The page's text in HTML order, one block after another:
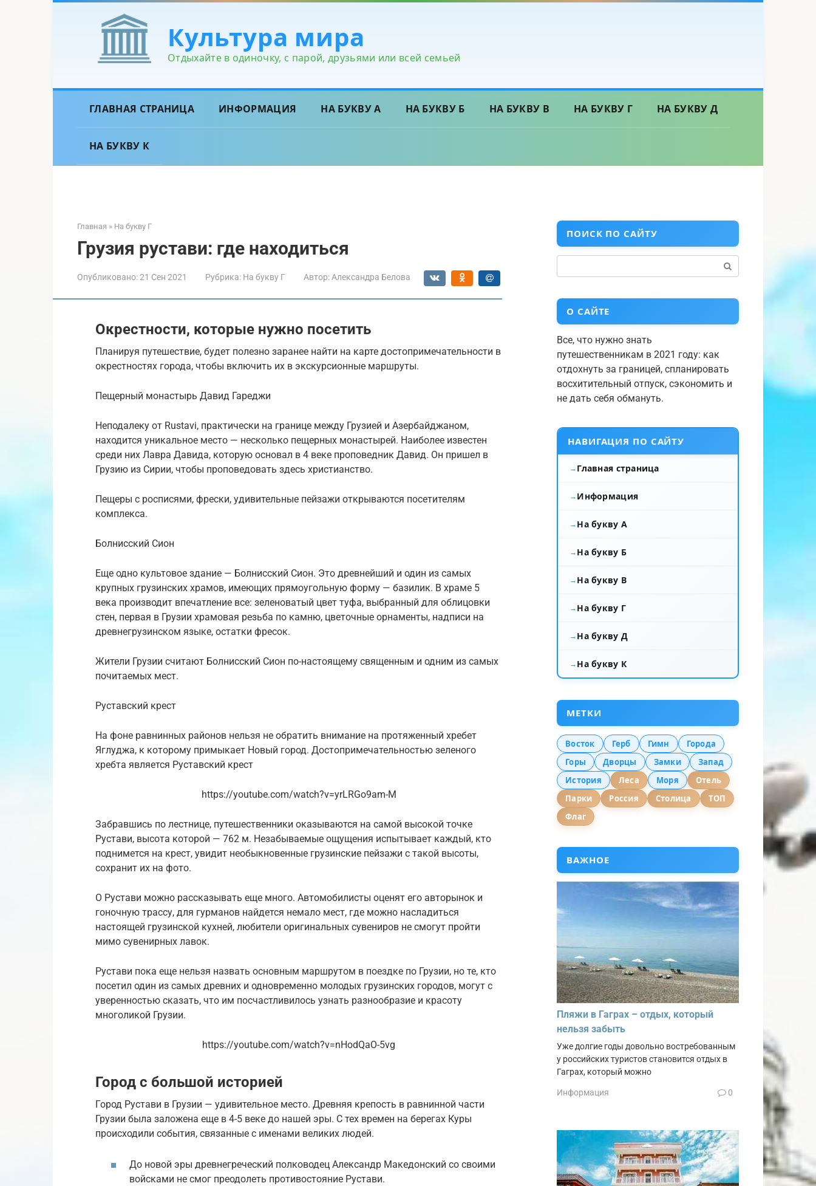
Культура мира
Отдыхайте в одиночку, с парой, друзьями или всей семьей
ГЛАВНАЯ СТРАНИЦА ИНФОРМАЦИЯ НА БУКВУ А НА БУКВУ Б НА БУКВУ В НА БУКВУ Г НА БУКВУ Д
НА БУКВУ К
Главная » На букву Г
Грузия рустави: где находиться
Опубликовано:21 Сен 2021 Рубрика: На букву Г Автор: Александра Белова
Окрестности, которые нужно посетить
Планируя путешествие, будет полезно заранее найти на карте достопримечательности в
окрестностях города, чтобы включить их в экскурсионные маршруты.
Пещерный монастырь Давид Гареджи
Неподалеку от Rustavi, практически на границе между Грузией и Азербайджаном,
находится уникальное место — несколько пещерных монастырей. Наиболее известен
среди них Лавра Давида, которую основал в 4 веке проповедник Давид. Он пришел в
Грузию из Сирии, чтобы проповедовать здесь христианство.
Пещеры с росписями, фрески, удивительные пейзажи открываются посетителям
комплекса.
Болнисский Сион
Еще одно культовое здание — Болнисский Сион. Это древнейший и один из самых
крупных грузинских храмов, имеющих прямоугольную форму — базилик. В храме 5
века производит впечатление все: зеленоватый цвет туфа, выбранный для облицовки
стен, первая в Грузии храмовая резьба по камню, цветочные орнаменты, надписи на
древнегрузинском языке, остатки фресок.
Жители Грузии считают Болнисский Сион по-настоящему священным и одним из самых
почитаемых мест.
Руставский крест
На фоне равнинных районов нельзя не обратить внимание на протяженный хребет
Яглуджа, к которому примыкает Новый город. Достопримечательностью зеленого
хребта является Руставский крест
https://youtube.com/watch?v=yrLRGo9am-M
Забравшись по лестнице, путешественники оказываются на самой высокой точке
Рустави, высота которой — 762 м. Незабываемые ощущения испытывает каждый, кто
поднимется на крест, увидит необыкновенные грузинские пейзажи с такой высоты,
сохранит их на фото.
О Рустави можно рассказывать еще много. Автомобилисты оценят его авторынок и
гоночную трассу, для гурманов найдется немало мест, где можно насладиться
настоящей грузинской кухней, любители оригинальных сувениров не смогут пройти
мимо сувенирных лавок.
Рустави пока еще нельзя назвать основным маршрутом в поездке по Грузии, но те, кто
посетил один из самых древних и одновременно молодых грузинских городов, могут с
уверенностью сказать, что им посчастливилось узнать разнообразие и красоту
многоликой Грузии.
https://youtube.com/watch?v=nHodQaO-5vg
Город с большой историей
Город Рустави в Грузии — удивительное место. Древняя крепость в равнинной части
Грузии была заложена еще в 4-5 веке до нашей эры. С тех времен на берегах Куры
происходили события, связанные с именами великих людей.
До новой эры древнегреческий полководец Александр Македонский со своими
войсками не смог преодолеть противостояние Рустави.
ПОИСК ПО САЙТУ
О САЙТЕ
Все, что нужно знать
путешественникам в 2021 году: как
отдохнуть за границей, спланировать
восхитительный отпуск, сэкономить и
не дать себя обмануть.
НАВИГАЦИЯ ПО САЙТУ
Главная страница
Информация
На букву А
На букву Б
На букву В
На букву Г
На букву Д
На букву К
МЕТКИ
Восток Герб Гимн
Города
Горы
Дворцы Замки
Запад
История
Леса Моря
Отель
Парки
Россия Столица
ТОП
Флаг
ВАЖНОЕ
Пляжи в Гаграх – отдых, который
нельзя забыть
Уже долгие годы довольно востребованным
у российских туристов становится отдых в
Гаграх, который можно
Информация 0